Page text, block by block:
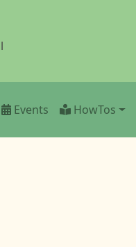
Events HowTos